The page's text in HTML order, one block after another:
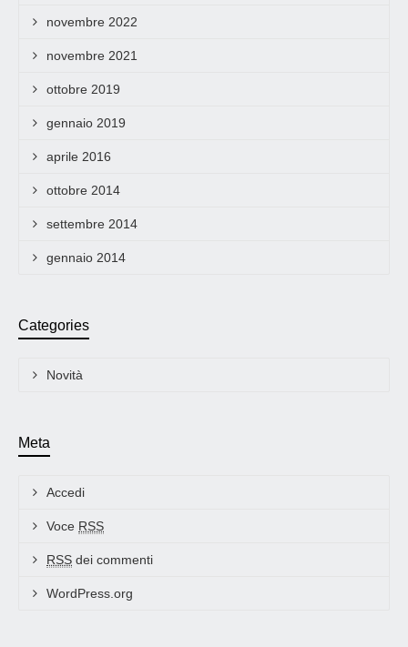
novembre 2022
novembre 2021
ottobre 2019
gennaio 2019
aprile 2016
ottobre 2014
settembre 2014
gennaio 2014
Categories
Novità
Meta
Accedi
Voce RSS
RSS dei commenti
WordPress.org